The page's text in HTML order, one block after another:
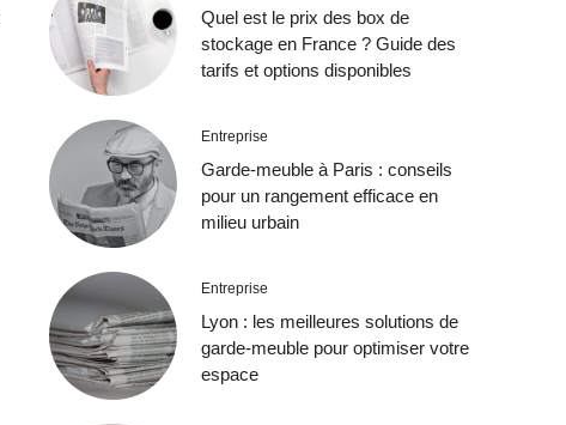
Quel est le prix des box de
stockage en France ? Guide des
tarifs et options disponibles
Entreprise
Garde-meuble à Paris : conseils
pour un rangement efficace en
milieu urbain
Entreprise
Lyon : les meilleures solutions de
garde-meuble pour optimiser votre
espace